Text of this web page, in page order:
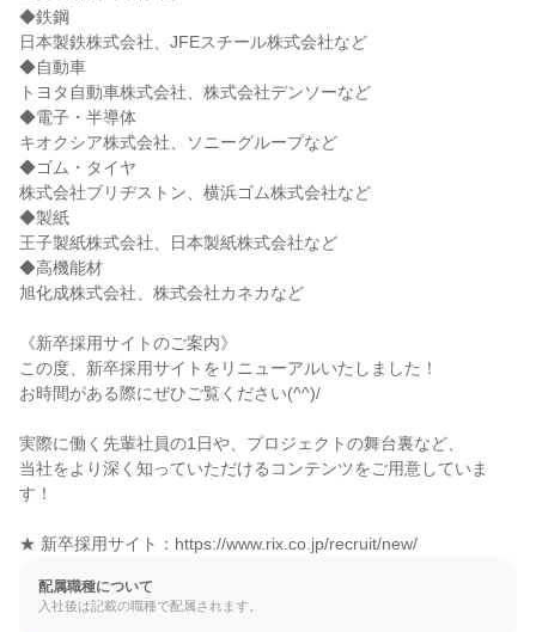
◆鉄鋼
日本製鉄株式会社、JFEスチール株式会社など
◆自動車
トヨタ自動車株式会社、株式会社デンソーなど
◆電子・半導体
キオクシア株式会社、ソニーグループなど
◆ゴム・タイヤ
株式会社ブリヂストン、横浜ゴム株式会社など
◆製紙
王子製紙株式会社、日本製紙株式会社など
◆高機能材
旭化成株式会社、株式会社カネカなど
《新卒採用サイトのご案内》
この度、新卒採用サイトをリニューアルいたしました！
お時間がある際にぜひご覧ください(^^)/
実際に働く先輩社員の1日や、プロジェクトの舞台裏など、
当社をより深く知っていただけるコンテンツをご用意していま
す！
★ 新卒採用サイト：https://www.rix.co.jp/recruit/new/
配属職種について
入社後は記載の職種で配属されます。